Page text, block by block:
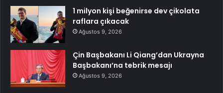
1 milyon kişi beğenirse dev çikolata
raflara çıkacak
Ağustos 9, 2026
Çin Başbakanı Li Qiang’dan Ukrayna
Başbakanı’na tebrik mesajı
Ağustos 9, 2026